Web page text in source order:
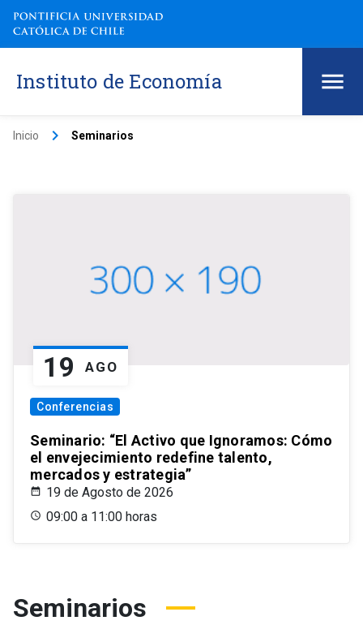
Instituto de Economía
Inicio keyboard_arrow_right Seminarios
19 AGO
Conferencias
Seminario: “El Activo que Ignoramos: Cómo
el envejecimiento redefine talento,
mercados y estrategia”
19 de Agosto de 2026
09:00 a 11:00 horas
Seminarios